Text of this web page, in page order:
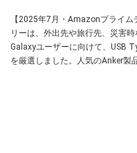
【2025年7月・Amazonプライ
リーは、外出先や旅行先、災害
Galaxyユーザーに向けて、USB
を厳選しました。人気のAnker製
いろです。あわせて、Samsung